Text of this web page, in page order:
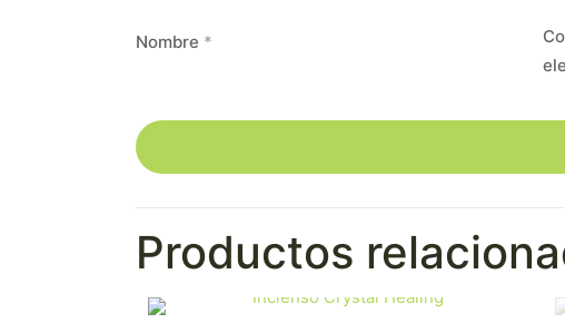
Nombre *
Productos